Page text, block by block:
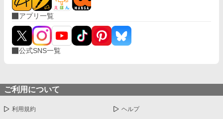
アプリ一覧
公式SNS一覧
ご利用について
利用規約 ヘルプ